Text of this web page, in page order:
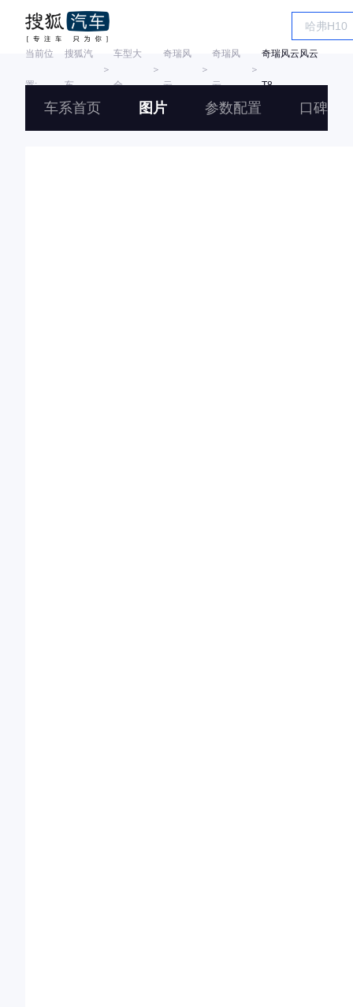
当前位
置:
搜狐汽
车
＞
车型大
全
＞
奇瑞风
云
＞
奇瑞风
云
＞
奇瑞风云风云
T8
车系首页 图片 参数配置 口碑